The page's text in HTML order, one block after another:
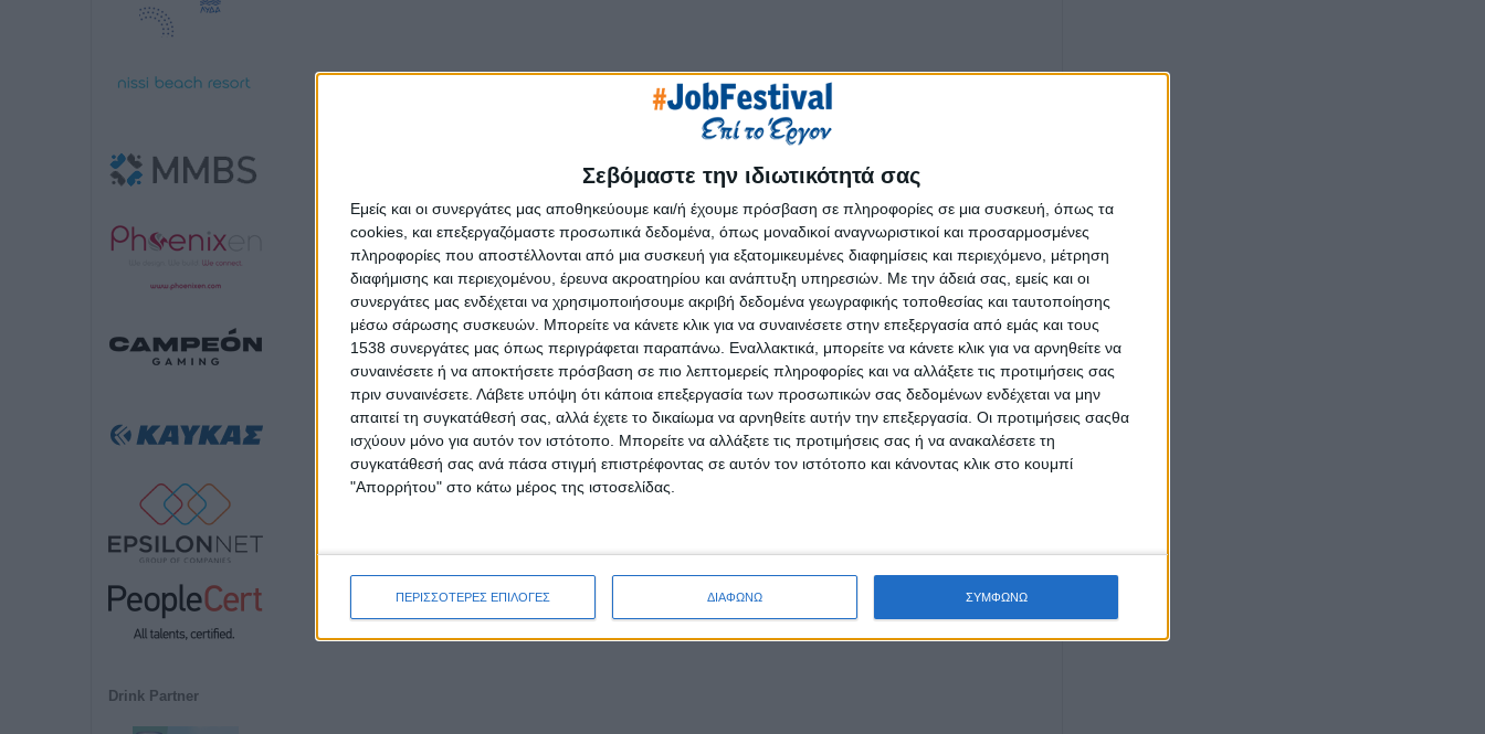
Σεβόμαστε την ιδιωτικότητά σας
Εμείς και οι συνεργάτες μας αποθηκεύουμε και/ή έχουμε πρόσβαση σε πληροφορίες σε μια συσκευή, όπως τα
cookies, και επεξεργαζόμαστε προσωπικά δεδομένα, όπως μοναδικοί αναγνωριστικοί και προσαρμοσμένες
πληροφορίες που αποστέλλονται από μια συσκευή για εξατομικευμένες διαφημίσεις και περιεχόμενο, μέτρηση
διαφήμισης και περιεχομένου, έρευνα ακροατηρίου και ανάπτυξη υπηρεσιών. Με την άδειά σας, εμείς και οι
συνεργάτες μας ενδέχεται να χρησιμοποιήσουμε ακριβή δεδομένα γεωγραφικής τοποθεσίας και ταυτοποίησης
μέσω σάρωσης συσκευών. Μπορείτε να κάνετε κλικ για να συναινέσετε στην επεξεργασία από εμάς και τους
1538 συνεργάτες μας όπως περιγράφεται παραπάνω. Εναλλακτικά, μπορείτε να κάνετε κλικ για να αρνηθείτε να
συναινέσετε ή να αποκτήσετε πρόσβαση σε πιο λεπτομερείς πληροφορίες και να αλλάξετε τις προτιμήσεις σας
πριν συναινέσετε. Λάβετε υπόψη ότι κάποια επεξεργασία των προσωπικών σας δεδομένων ενδέχεται να μην
απαιτεί τη συγκατάθεσή σας, αλλά έχετε το δικαίωμα να αρνηθείτε αυτήν την επεξεργασία. Οι προτιμήσεις σαςθα
ισχύουν μόνο για αυτόν τον ιστότοπο. Μπορείτε να αλλάξετε τις προτιμήσεις σας ή να ανακαλέσετε τη
συγκατάθεσή σας ανά πάσα στιγμή επιστρέφοντας σε αυτόν τον ιστότοπο και κάνοντας κλικ στο κουμπί
"Απορρήτου" στο κάτω μέρος της ιστοσελίδας.
ΠΕΡΙΣΣΟΤΕΡΕΣ ΕΠΙΛΟΓΕΣ ΔΙΑΦΩΝΩ ΣΥΜΦΩΝΩ
Drink Partner